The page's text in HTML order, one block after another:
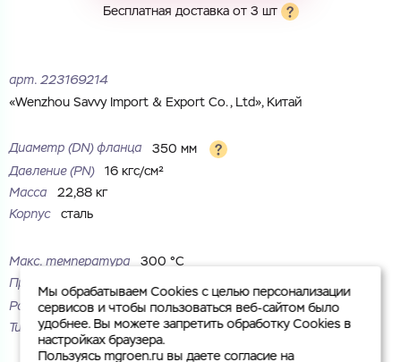
Cоглашаюсь на обработку
ГОТОВО
Файл с реквизитами огранизации (любой формат, макс. 20
ГОТОВО
Бесплатная доставка от 3 шт
арт. 223169214
«Wenzhou Savvy Import & Export Co., Ltd», Китай
Диаметр (DN) фланца
350 мм
Давление (PN)
16 кгс/см²
Масса
22,88 кг
Корпус
сталь
Макс. температура
300 °С
Присоединение
под приварку
Рабочая среда
жидкие неагрессивные среды
Тип
плоский
Мы обрабатываем Cookies с целью персонализации
сервисов и чтобы пользоваться веб-сайтом было
удобнее. Вы можете запретить обработку Cookies в
настройках браузера.
Пользуясь mgroen.ru вы даете согласие на